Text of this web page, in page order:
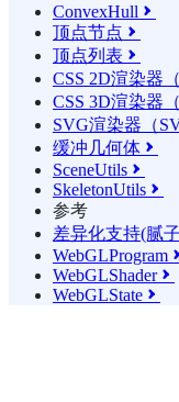
ConvexHull 
顶点节点 
顶点列表 
CSS 2D渲染器（
CSS 3D渲染器（
SVG渲染器（
缓冲几何体 
SceneUtils 
SkeletonUtils 
参考
差异化支持(腻
WebGLProgram 
WebGLShader
WebGLState 